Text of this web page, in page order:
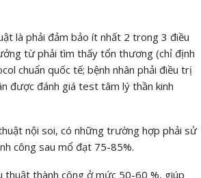
là phải đảm bảo ít nhất 2 trong 3 điều
từ phải tìm thấy tổn thương (chỉ định
chuẩn quốc tế; bệnh nhân phải điều trị
được đánh giá test tâm lý thần kinh
nội soi, có những trường hợp phải sử
công sau mổ đạt 75-85%.
thuật thành công ở mức 50-60 %, giúp